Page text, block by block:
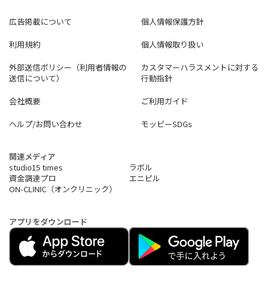
広告掲載について
個人情報保護方針
利用規約
個人情報取り扱い
外部送信ポリシー（利用者情報の
送信について）
カスタマーハラスメントに対する
行動指針
会社概要
ご利用ガイド
ヘルプ/お問い合わせ
モッピーSDGs
関連メディア
studio15 times
ラボル
資金調達プロ
エニピル
ON-CLINIC（オンクリニック）
アプリをダウンロード